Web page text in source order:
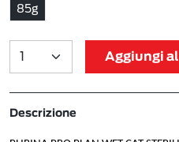
85g
Aggiungi
Descrizione